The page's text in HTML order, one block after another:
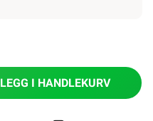
LEGG I HANDLEKURV